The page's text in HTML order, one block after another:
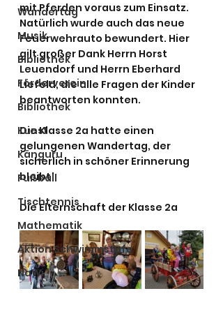
Wandertag
Musik
Bibliothek
Förderverein
Bibliothek
Kunst
Känguru
Fußball
Tischtennis
Mathematik
Aktion Schwimmstufe
NaWi
mit Pferden voraus zum Einsatz.
Natürlich wurde auch das neue
Feuerwehrauto bewundert. Hier
gilt großer Dank Herrn Horst
Leuendorf und Herrn Eberhard
Liefeld, die alle Fragen der Kinder
beantworten konnten.
Die Klasse 2a hatte einen
gelungenen Wandertag, der
sicherlich in schöner Erinnerung
bleibt!
Die Elternschaft der Klasse 2a